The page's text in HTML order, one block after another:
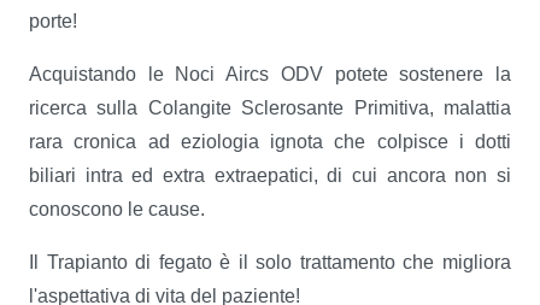
porte!
Acquistando le Noci Aircs ODV potete sostenere la
ricerca sulla Colangite Sclerosante Primitiva, malattia
rara cronica ad eziologia ignota che colpisce i dotti
biliari intra ed extra extraepatici, di cui ancora non si
conoscono le cause.
Il Trapianto di fegato è il solo trattamento che migliora
l'aspettativa di vita del paziente!